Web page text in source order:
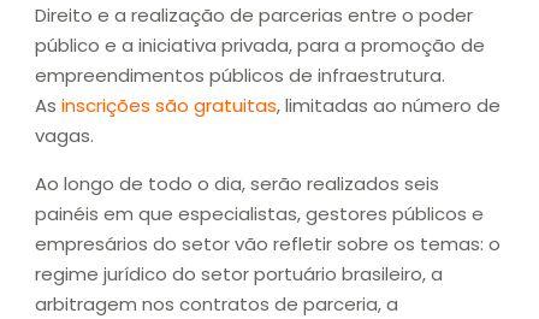
Direito e a realização de parcerias entre o poder
público e a iniciativa privada, para a promoção de
empreendimentos públicos de infraestrutura.
As inscrições são gratuitas, limitadas ao número de
vagas.
Ao longo de todo o dia, serão realizados seis
painéis em que especialistas, gestores públicos e
empresários do setor vão refletir sobre os temas: o
regime jurídico do setor portuário brasileiro, a
arbitragem nos contratos de parceria, a